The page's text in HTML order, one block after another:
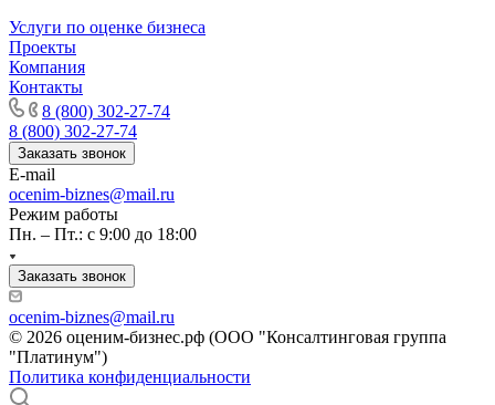
Услуги по оценке бизнеса
Проекты
Компания
Контакты
8 (800) 302-27-74
8 (800) 302-27-74
Заказать звонок
E-mail
ocenim-biznes@mail.ru
Режим работы
Пн. – Пт.: с 9:00 до 18:00
Заказать звонок
ocenim-biznes@mail.ru
© 2026 оценим-бизнес.рф (ООО "Консалтинговая группа
"Платинум")
Политика конфиденциальности
Корсаков
Кострома
Котельники
Котлас
Красноармейск
Красногорск
Краснодар
Краснокаменск
Краснокамск
Краснотурьинск
Красноуфимск
Красноярск
Красный Кут
Красный Сулин
Кропоткин